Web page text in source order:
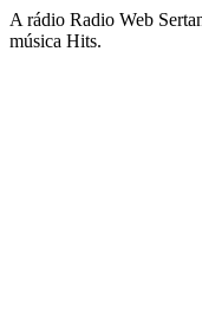
A rádio Radio Web
música Hits.